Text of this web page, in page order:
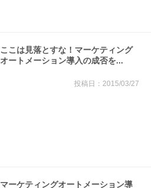
ここは見落とすな！マーケティング
オートメーション導入の成否を...
2015/03/27
マーケティングオートメーション導